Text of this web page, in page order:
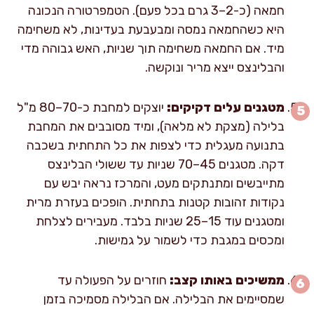
חמאה (כ-2–3 גרם בכל פעם). הטמפרטורה הנכונה
היא כשהחמאה נמסה ומבעבעת בעדינות, לא משחימה
מיד. אם החמאה משחימה תוך שניות, האש גבוהה מדי
והבלינצס ייצא מריר ונוקשה.
מטגנים עלים דקיקים:
יוצקים למחבת כ-70–80 מ"ל
בלילה (מצקת לא מלאה), ומיד מסובבים את המחבת
בתנועה מעגלית כדי לצפות את כל התחתית בשכבה
דקה. מטגנים 45–70 שניות עד ששולי הבלינצס
מתייבשים ומתנתקים מעט, והמרכז נראה יבש עם
נקודות זהובות קטנות בתחתית. הופכים בעזרת מרית
ומטגנים עוד 15–25 שניות בלבד. מעבירים לצלחת
ומכסים במגבת כדי לשמור על גמישות.
ממשיכים באותו קצב: חוזרים על הפעולה עד
שמסיימים את הבלילה. אם הבלילה מסמיכה בזמן